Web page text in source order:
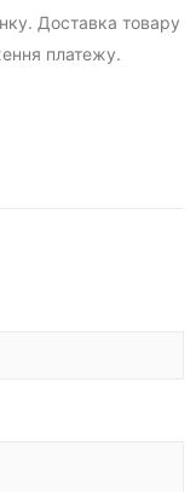
Доставка товару
платежу.